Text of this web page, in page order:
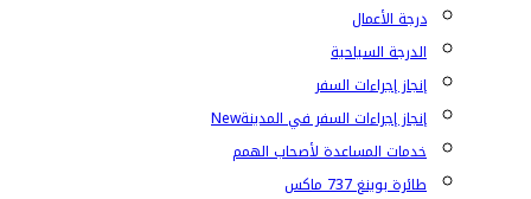
درجة الأعمال
الدرجة السياحية
إنجاز إجراءات السفر
إنجاز إجراءات السفر في المدينةNew
خدمات المساعدة لأصحاب الهمم
طائرة بوينغ 737 ماكس